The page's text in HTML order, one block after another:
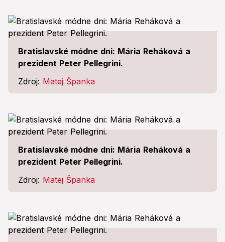
Bratislavské módne dni: Mária Reháková a
prezident Peter Pellegrini.
Zdroj: Matej Španka
Bratislavské módne dni: Mária Reháková a
prezident Peter Pellegrini.
Zdroj: Matej Španka